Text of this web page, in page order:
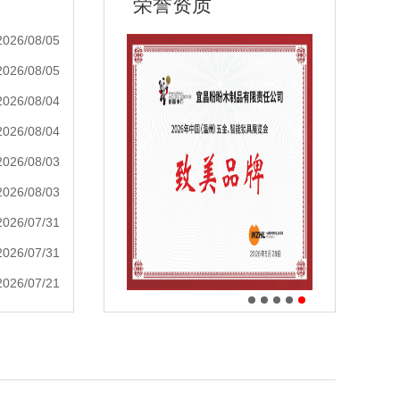
08/05
08/05
08/04
08/04
08/03
08/03
07/31
07/31
07/21
荣誉资质